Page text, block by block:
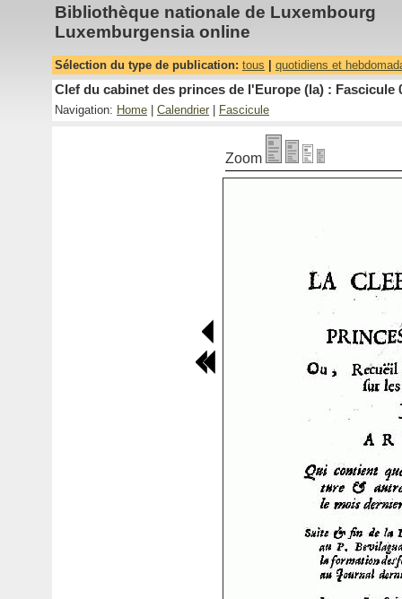
Bibliothèque nationale de Luxembourg
Luxemburgensia online
Sélection du type de publication: tous quotidiens et
Clef du cabinet des princes de l'Europe (la) : Fascicule
Navigation: Home Calendrier Fascicule
Zoom